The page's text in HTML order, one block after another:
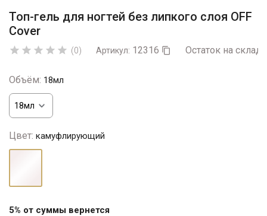
Топ-гель для ногтей без липкого слоя OFF
Cover
     (0) Артикул: 12316  Остаток на
Объём: 18мл
Цвет: камуфлирующий
5% от суммы вернется